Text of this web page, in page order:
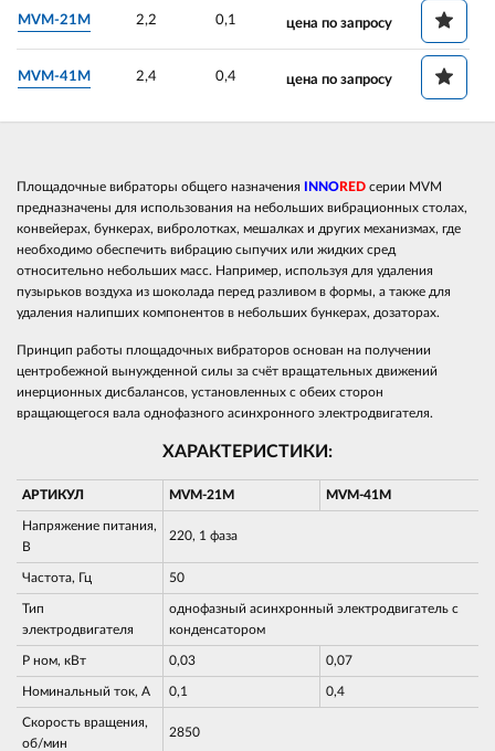
MVM-21M 2,2 0,1 цена по запросу
MVM-41M 2,4 0,4 цена по запросу
Площадочные вибраторы общего назначения INNORED серии MVM
предназначены для использования на небольших вибрационных столах,
конвейерах, бункерах, вибролотках, мешалках и других механизмах, где
необходимо обеспечить вибрацию сыпучих или жидких сред
относительно небольших масс. Например, используя для удаления
пузырьков воздуха из шоколада перед разливом в формы, а также для
удаления налипших компонентов в небольших бункерах, дозаторах.
Принцип работы площадочных вибраторов основан на получении
центробежной вынужденной силы за счёт вращательных движений
инерционных дисбалансов, установленных с обеих сторон
вращающегося вала однофазного асинхронного электродвигателя.
ХАРАКТЕРИСТИКИ:
АРТИКУЛ MVM-21M MVM-41M
Напряжение питания,
В
220, 1 фаза
Частота, Гц 50
Тип
электродвигателя
однофазный асинхронный электродвигатель с
конденсатором
Р ном, кВт 0,03 0,07
Номинальный ток, А 0,1 0,4
Скорость вращения,
об/мин
2850